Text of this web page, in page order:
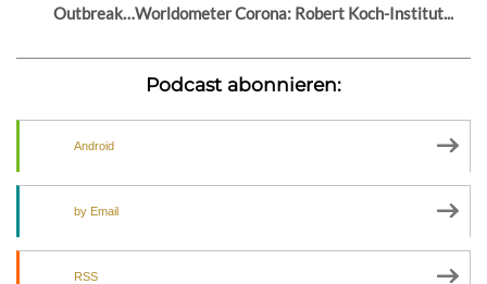
Outbreak…Worldometer Corona: Robert Koch-Institut...
Podcast abonnieren:
Android
by Email
RSS